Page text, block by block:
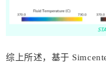
综上所述，基于